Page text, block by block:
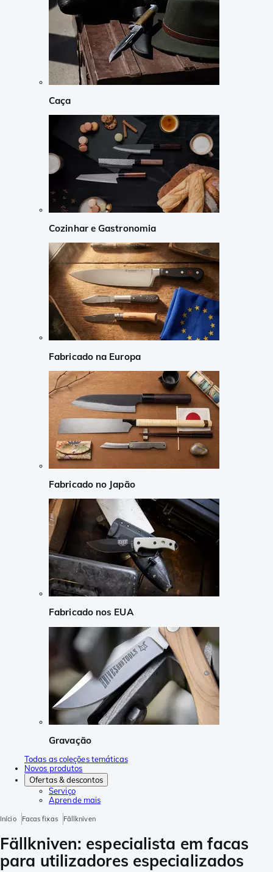
Caça
Cozinhar e Gastronomia
Fabricado na Europa
Fabricado no Japão
Fabricado nos EUA
Gravação
Todas as coleções temáticas
Novos produtos
Ofertas & descontos
Serviço
Aprende mais
Início Facas fixas Fällkniven
Fällkniven: especialista em facas
para utilizadores especializados